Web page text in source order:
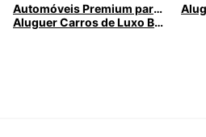
Automóveis Premium para qualquer ocasião especial
Aluguer Carros de Luxo Braga - Veículos premium com a Europcar